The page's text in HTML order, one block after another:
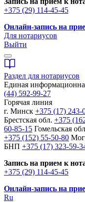
+375 (29) 114-45-45
Онлайн-запись на
Для нотариусов
Выйти
Раздел для нотариусов
Единая
(44) 592-99-27
Горячая линия
г. Минск +375 (17) 243-
Брестская обл. +375
60-85-15 Гомельская
+375 (152) 55-50-80
БНП +375 (17) 323-59-
Запись на прием к
+375 (29) 114-45-45
Онлайн-запись на
Ru